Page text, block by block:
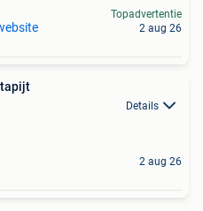
Topadvertentie
2 aug 26
Details
2 aug 26